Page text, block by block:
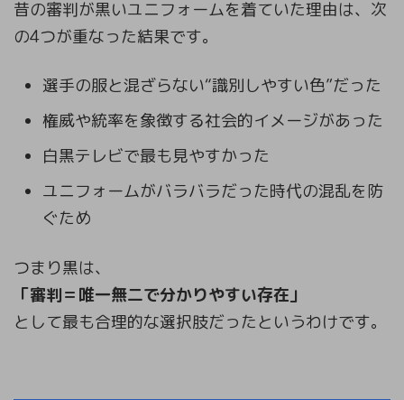
昔の審判が黒いユニフォームを着ていた理由は、次
の4つが重なった結果です。
選手の服と混ざらない“識別しやすい色”だった
権威や統率を象徴する社会的イメージがあった
白黒テレビで最も見やすかった
ユニフォームがバラバラだった時代の混乱を防
ぐため
つまり黒は、
「審判＝唯一無二で分かりやすい存在」
として最も合理的な選択肢だったというわけです。